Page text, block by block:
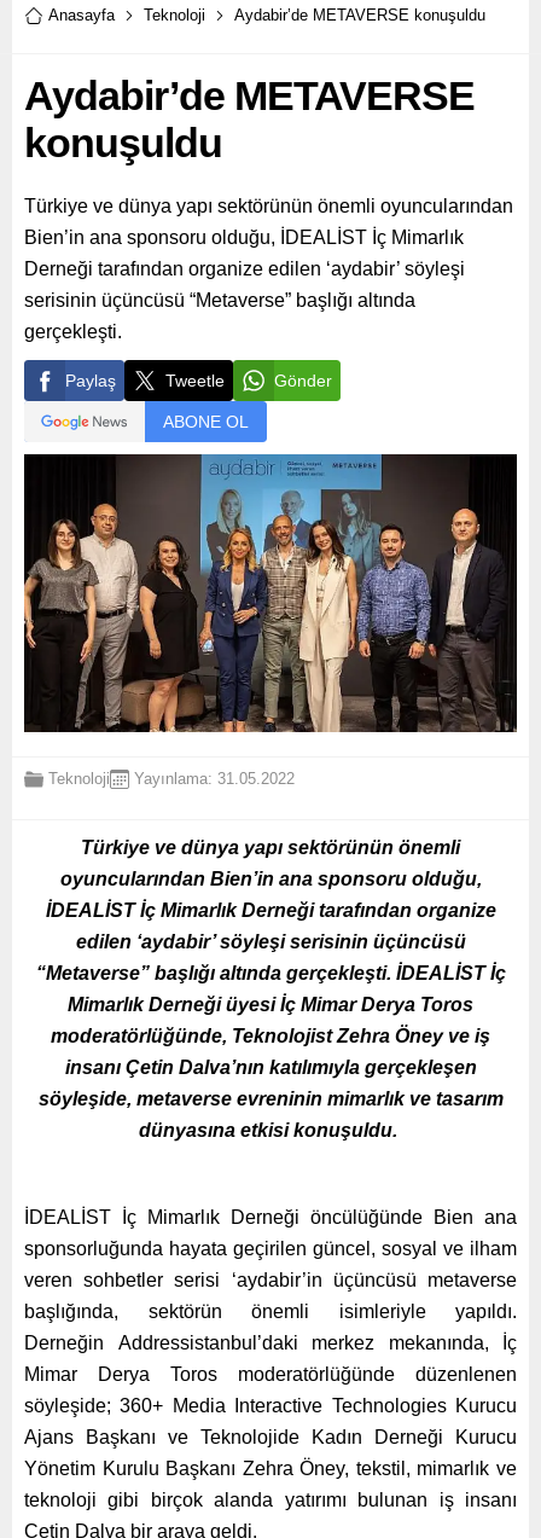
ekipmanları üreticilerinden
yapılan...
Anasayfa Teknoloji Aydabir’de METAVERSE konuşuldu
Aydabir’de METAVERSE
konuşuldu
Türkiye ve dünya yapı sektörünün önemli oyuncularından
Bien’in ana sponsoru olduğu, İDEALİST İç Mimarlık
Derneği tarafından organize edilen ‘aydabir’ söyleşi
serisinin üçüncüsü “Metaverse” başlığı altında
gerçekleşti.
Paylaş Tweetle Gönder
ABONE OL
Teknoloji Yayınlama: 31.05.2022
Türkiye ve dünya yapı sektörünün önemli
oyuncularından Bien’in ana sponsoru olduğu,
İDEALİST İç Mimarlık Derneği tarafından organize
edilen ‘aydabir’ söyleşi serisinin üçüncüsü
“Metaverse” başlığı altında gerçekleşti. İDEALİST İç
Mimarlık Derneği üyesi İç Mimar Derya Toros
moderatörlüğünde, Teknolojist Zehra Öney ve iş
insanı Çetin Dalva’nın katılımıyla gerçekleşen
söyleşide, metaverse evreninin mimarlık ve tasarım
dünyasına etkisi konuşuldu.
İDEALİST İç Mimarlık Derneği öncülüğünde Bien ana
sponsorluğunda hayata geçirilen güncel, sosyal ve ilham
veren sohbetler serisi ‘aydabir’in üçüncüsü metaverse
başlığında, sektörün önemli isimleriyle yapıldı.
Derneğin Addressistanbul’daki merkez mekanında, İç
Mimar Derya Toros moderatörlüğünde düzenlenen
söyleşide; 360+ Media Interactive Technologies Kurucu
Ajans Başkanı ve Teknolojide Kadın Derneği Kurucu
Yönetim Kurulu Başkanı Zehra Öney, tekstil, mimarlık ve
teknoloji gibi birçok alanda yatırımı bulunan iş insanı
Çetin Dalva bir araya geldi.